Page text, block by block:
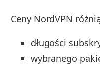
Ceny NordVPN
długości
wybranego